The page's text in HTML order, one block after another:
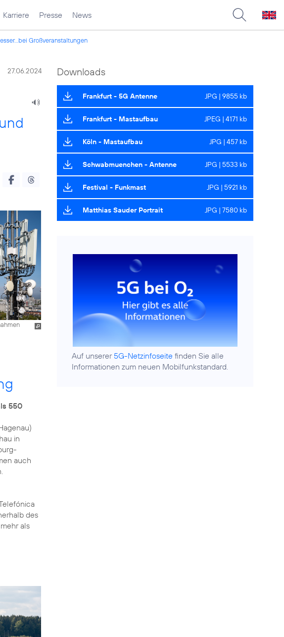
Karriere Presse News
Großveranstaltungen
27.06.2024
550
in
auch
des
als
Downloads
Frankfurt - 5G Antenne JPG | 9855 kb
Frankfurt - Mastaufbau JPEG | 4171 kb
Köln - Mastaufbau JPG | 457 kb
Schwabmuenchen - Antenne JPG | 5533 kb
Festival - Funkmast JPG | 5921 kb
Matthias Sauder Portrait JPG | 7580 kb
Auf unserer 5G-Netzinfoseite finden Sie alle
Informationen zum neuen Mobilfunkstandard.